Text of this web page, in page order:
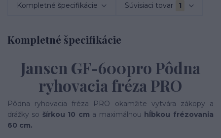
Kompletné špecifikácie Súvisiaci tovar 1
Kompletné špecifikácie
Jansen GF-600pro Pôdna
ryhovacia fréza PRO
Pôdna ryhovacia fréza PRO okamžite vytvára zákopy a
drážky so šírkou 10 cm a maximálnou hĺbkou frézovania
60 cm.